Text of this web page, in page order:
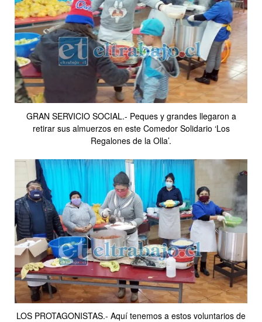
GRAN SERVICIO SOCIAL.- Peques y grandes llegaron a
retirar sus almuerzos en este Comedor Solidario ‘Los
Regalones de la Olla’.
LOS PROTAGONISTAS.- Aquí tenemos a estos voluntarios de